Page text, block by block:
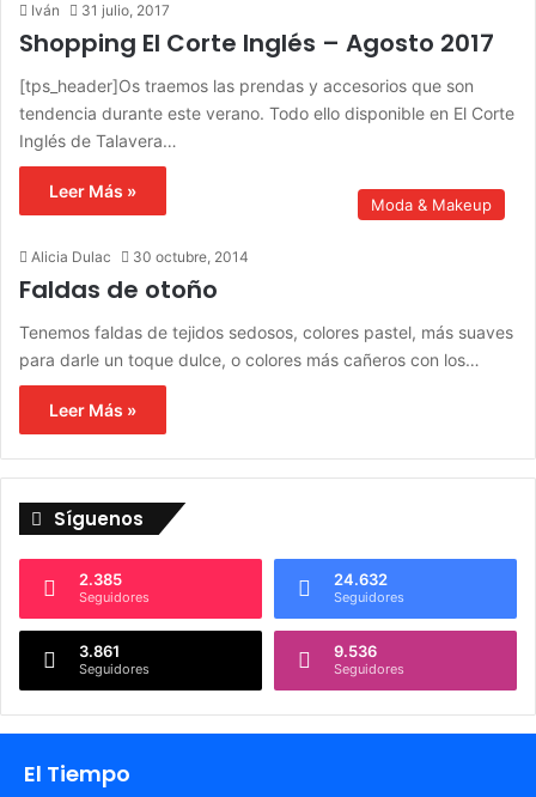
Iván 31 julio, 2017
Shopping El Corte Inglés – Agosto 2017
[tps_header]Os traemos las prendas y accesorios que son
tendencia durante este verano. Todo ello disponible en El Corte
Inglés de Talavera…
Leer Más »
Moda & Makeup
Alicia Dulac 30 octubre, 2014
Faldas de otoño
Tenemos faldas de tejidos sedosos, colores pastel, más suaves
para darle un toque dulce, o colores más cañeros con los…
Leer Más »
Síguenos
2.385
Seguidores
24.632
Seguidores
3.861
Seguidores
9.536
Seguidores
El Tiempo